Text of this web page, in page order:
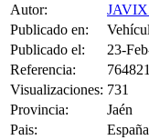
Autor:
Publicado en:
Publicado el:
23-
Referencia:
764821
Visualizaciones: 731
Provincia:
Jaén
Pais:
España